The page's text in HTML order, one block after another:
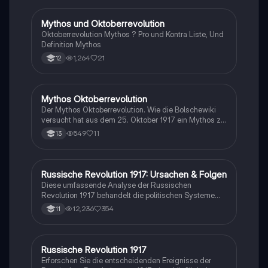
zur Gründung der Sowjetunion führten. Ideal für
Studierende der Geschichte und Politikwissenschaft.
Geschichte
Mythos und Oktoberrevolution
Oktoberrevolution Mythos ? Pro und Kontra Liste, Und
Definition Mythos
12 1,264 21
Geschichte
Mythos Oktoberrevolution
Der Mythos Oktoberrevolution. Wie die Bolschewiki
versucht hat aus dem 25. Oktober 1917 ein Mythos zu
schaffen
13 549 11
Geschichte
Russische Revolution 1917: Ursachen & Folgen
Diese umfassende Analyse der Russischen
Revolution 1917 behandelt die politischen Systeme
vor und nach 1905, die Ursachen und den Verlauf der
Februar- und Oktoberrevolution sowie die Spaltung
Sowjetunion. Ideal für Studierende der politischen
Geschichte und Revolutionstheorien.
11 12,236 354
Geschichte
Russische Revolution 1917
Erforschen Sie die entscheidenden Ereignisse der